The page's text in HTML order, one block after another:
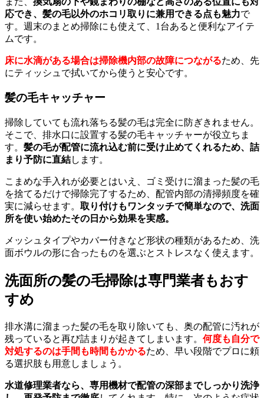
応でき、髪の毛以外のホコリ取りに兼用できる点も魅力で
す。週末のまとめ掃除にも使えて、1台あると便利なアイテ
ムです。
床に水滴がある場合は掃除機内部の故障につながるため、先
にティッシュで拭いてから使うと安心です。
髪の毛キャッチャー
掃除していても流れ落ちる髪の毛は完全に防ぎきれません。
そこで、排水口に設置する髪の毛キャッチャーが役立ちま
す。 髪の毛が配管に流れ込む前に受け止めてくれるため、詰
まり予防に直結します。
こまめな手入れが必要とはいえ、ゴミ受けに溜まった髪の毛
を捨てるだけで掃除完了するため、配管内部の清掃頻度を確
実に減らせます。 取り付けもワンタッチで簡単なので、洗面
所を使い始めたその日から効果を実感。
メッシュタイプやカバー付きなど形状の種類があるため、洗
面ボウルの形に合ったものを選ぶとストレスなく使えます。
洗面所の髪の毛掃除は専門業者もおす
すめ
排水溝に溜まった髪の毛を取り除いても、奥の配管に汚れが
残っていると再び詰まりが起きてしまいます。 何度も自分で
対処するのは手間も時間もかかるため、早い段階でプロに頼
る選択肢も用意しましょう。
水道修理業者なら、専用機材で配管の深部までしっかり洗浄